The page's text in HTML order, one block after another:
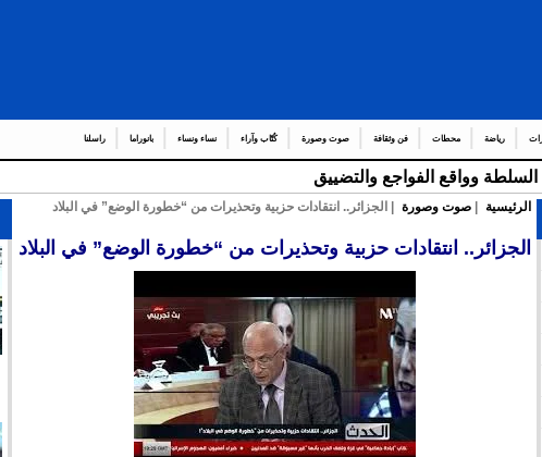
رياضة محطات فن وثقافة صوت وصورة كُتّاب وآراء نساء ونساء بانوراما راسلنا
السلطة وواقع الفواجع والتضييق
الرئيسية صوت وصورة | الجزائر.. انتقادات حزبية وتحذيرات من “خطورة الوضع” في البلاد
الجزائر.. انتقادات حزبية وتحذيرات من “خطورة الوضع” في البلاد